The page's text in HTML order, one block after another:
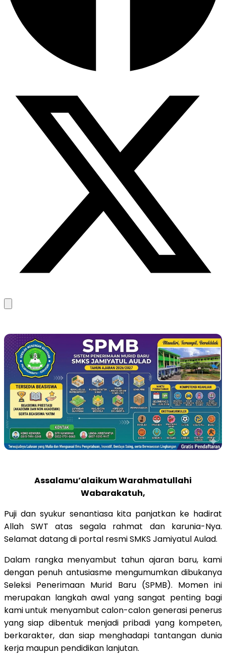
Assalamu’alaikum Warahmatullahi
Wabarakatuh,
​Puji dan syukur senantiasa kita panjatkan ke hadirat
Allah SWT atas segala rahmat dan karunia-Nya.
Selamat datang di portal resmi SMKS Jamiyatul Aulad.
​Dalam rangka menyambut tahun ajaran baru, kami
dengan penuh antusiasme mengumumkan dibukanya
Seleksi Penerimaan Murid Baru (SPMB). Momen ini
merupakan langkah awal yang sangat penting bagi
kami untuk menyambut calon-calon generasi penerus
yang siap dibentuk menjadi pribadi yang kompeten,
berkarakter, dan siap menghadapi tantangan dunia
kerja maupun pendidikan lanjutan.